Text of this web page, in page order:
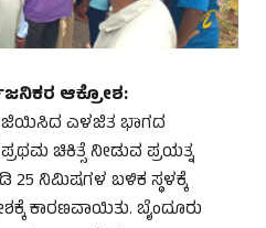
ಆಕ್ರೋಶ:
ಎಳಜಿತ ಭಾಗದ
ಚಿಕಿತ್ಸೆ ನೀಡುವ ಪ್ರಯತ್ನ
25 ನಿಮಿಷಗಳ ಬಳಿಕ ಸ್ಥಳಕ್ಕೆ
ಕಾರಣವಾಯಿತು. ಬೈಂದೂರು